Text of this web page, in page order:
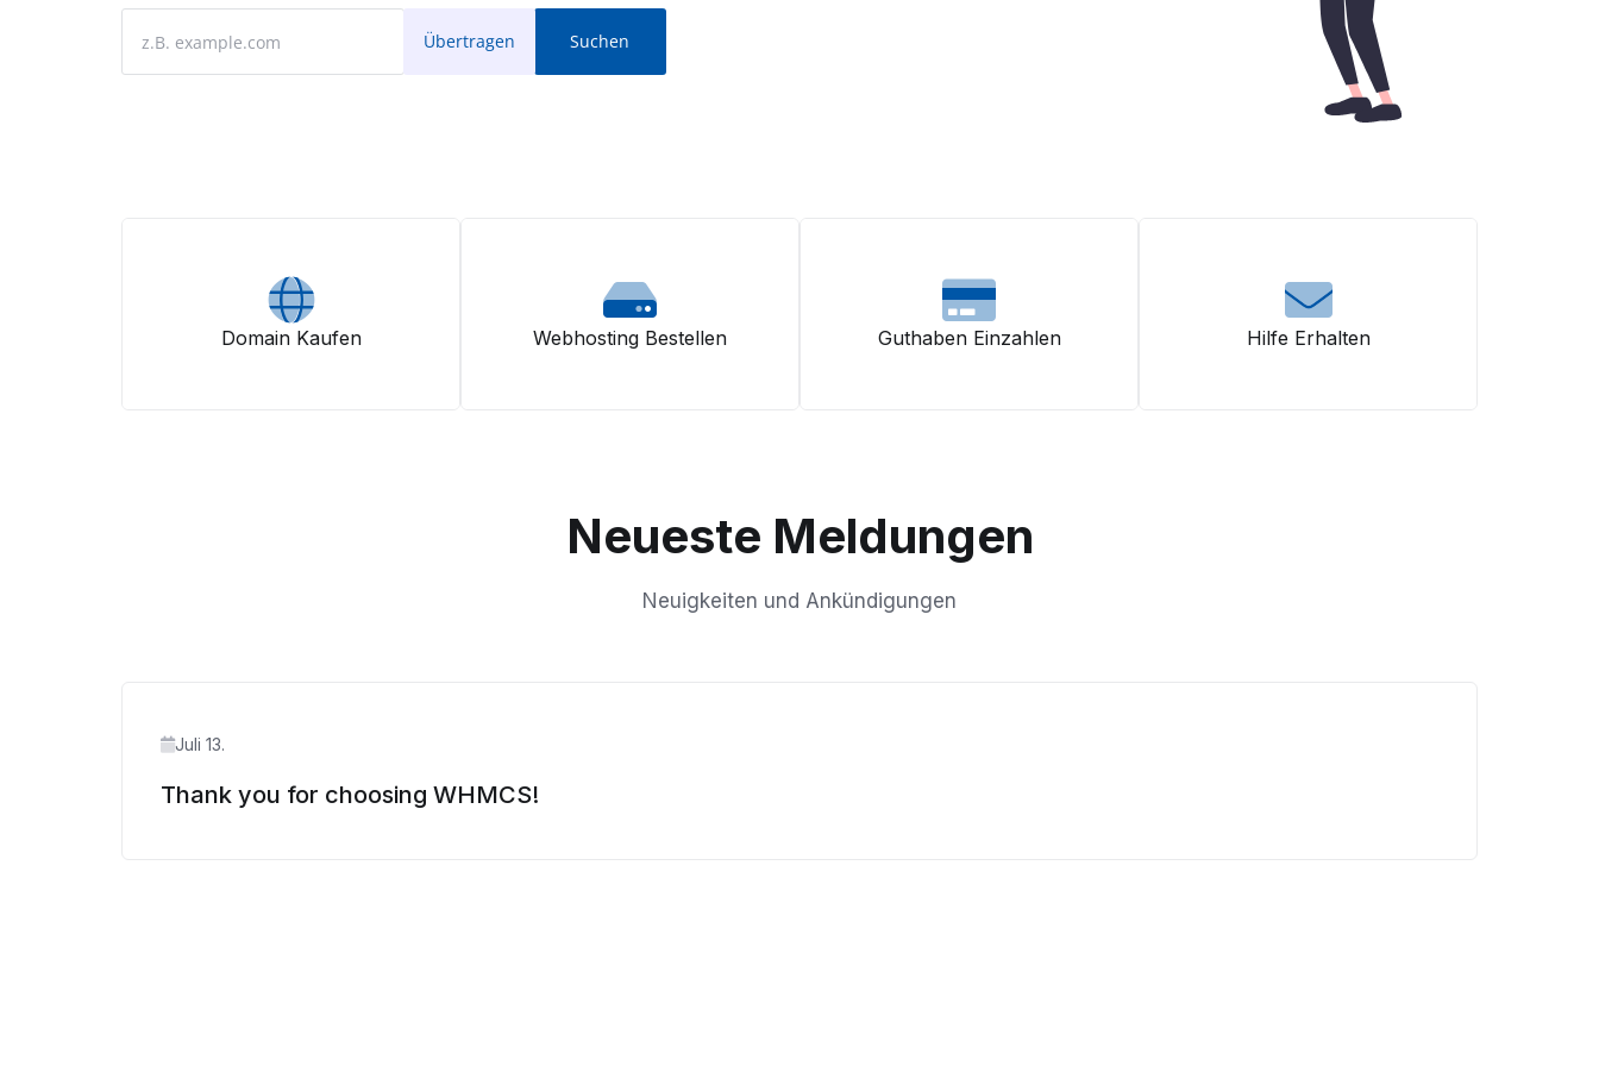
Domain Kaufen Webhosting Bestellen Guthaben Einzahlen Hilfe Erhalten
Neueste Meldungen
Neuigkeiten und Ankündigungen
Juli 13.
Thank you for choosing WHMCS!